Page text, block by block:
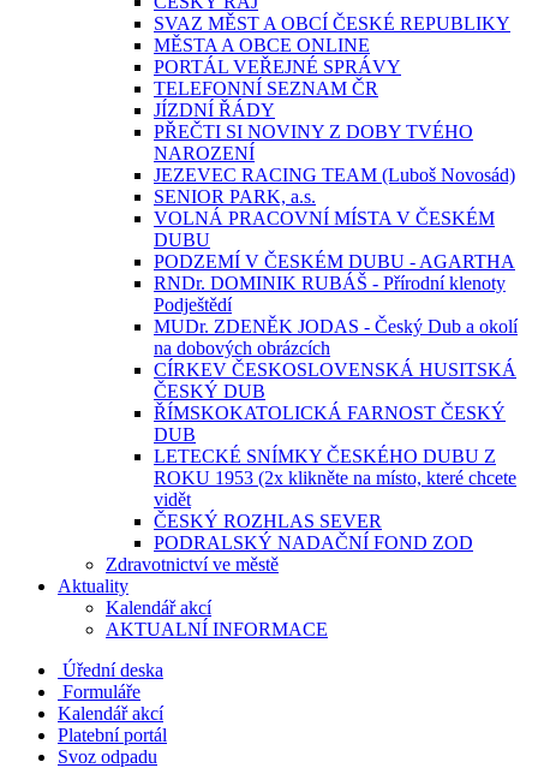
SVAZ MĚST A OBCÍ ČESKÉ REPUBLIKY
MĚSTA A OBCE ONLINE
PORTÁL VEŘEJNÉ SPRÁVY
TELEFONNÍ SEZNAM ČR
JÍZDNÍ ŘÁDY
PŘEČTI SI NOVINY Z DOBY TVÉHO
NAROZENÍ
JEZEVEC RACING TEAM (Luboš Novosád)
SENIOR PARK, a.s.
VOLNÁ PRACOVNÍ MÍSTA V ČESKÉM
DUBU
PODZEMÍ V ČESKÉM DUBU - AGARTHA
RNDr. DOMINIK RUBÁŠ - Přírodní klenoty
Podještědí
MUDr. ZDENĚK JODAS - Český Dub a okolí
na dobových obrázcích
CÍRKEV ČESKOSLOVENSKÁ HUSITSKÁ
ČESKÝ DUB
ŘÍMSKOKATOLICKÁ FARNOST ČESKÝ
DUB
LETECKÉ SNÍMKY ČESKÉHO DUBU Z
ROKU 1953 (2x klikněte na místo, které chcete
vidět
ČESKÝ ROZHLAS SEVER
PODRALSKÝ NADAČNÍ FOND ZOD
Zdravotnictví ve městě
Aktuality
Kalendář akcí
AKTUALNÍ INFORMACE
Úřední deska
Formuláře
Kalendář akcí
Platební portál
Svoz odpadu